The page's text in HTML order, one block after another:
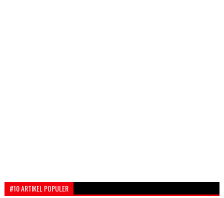
#10 ARTIKEL POPULER